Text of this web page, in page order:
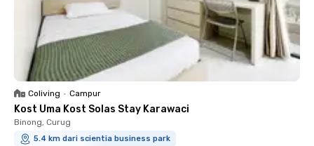
Coliving • Campur
Kost Uma Kost Solas Stay Karawaci
Binong, Curug
5.4 km dari scientia business park